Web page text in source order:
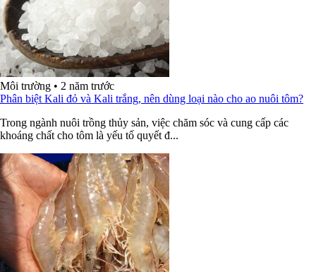
Môi trường • 2 năm trước
Phân biệt Kali đỏ và Kali trắng, nên dùng loại nào cho ao nuôi tôm?
Trong ngành nuôi trồng thủy sản, việc chăm sóc và cung cấp các
khoáng chất cho tôm là yếu tố quyết đ...